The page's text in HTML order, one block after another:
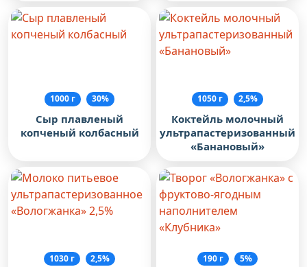
«Апельсин»
1000 г 30%
Сыр плавленый
копченый колбасный
1050 г 2,5%
Коктейль молочный
ультрапастеризованный
«Банановый»
1030 г 2,5% 190 г 5%